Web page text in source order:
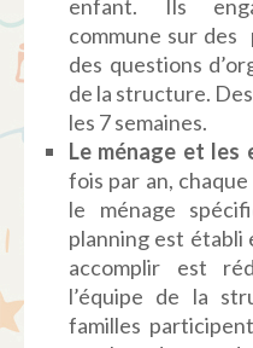
enfant. Ils
commune sur des
des questions
de la structure.
les 7 semaines.
Le ménage et les
fois par an,
le ménage
planning est établi
accomplir est
l’équipe de la
familles